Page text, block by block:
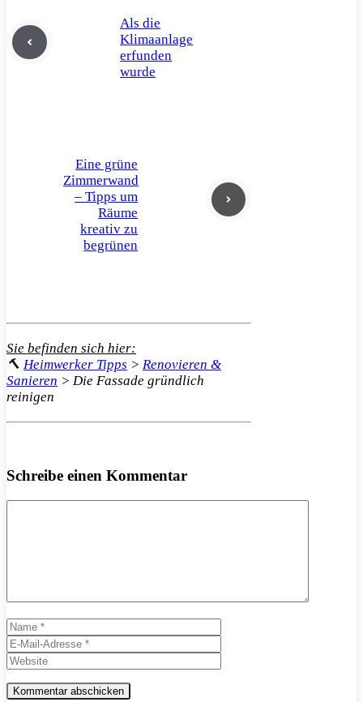
Als die
Klimaanlage
erfunden
wurde
Eine grüne
Zimmerwand
– Tipps um
Räume
kreativ zu
begrünen
Sie befinden sich hier:
🔨 Heimwerker Tipps > Renovieren &
Sanieren > Die Fassade gründlich
reinigen
Schreibe einen Kommentar
Name
Mail-
Adresse